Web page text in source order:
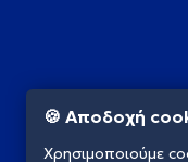
🍪 Αποδοχή
Χρησιμοποιούμε